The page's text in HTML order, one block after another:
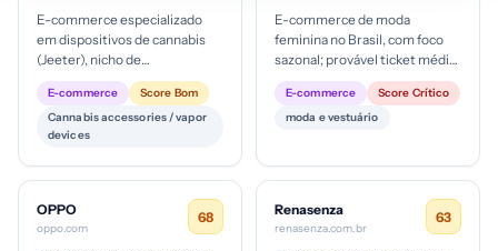
E-commerce especializado
em dispositivos de cannabis
(Jeeter), nicho de
consumidores de cannabis no
Brasil; mercado com
restrições regula...
E-commerce
Score Bom
Cannabis accessories / vapor
devices
E-commerce de moda
feminina no Brasil, com foco
sazonal; provável ticket médio
baixo a médio para peças
casuais; estágio de maturidade
di...
E-commerce
Score Crítico
moda e vestuário
OPPO
oppo.com
68 Renasenza
renasenza.com.br
63